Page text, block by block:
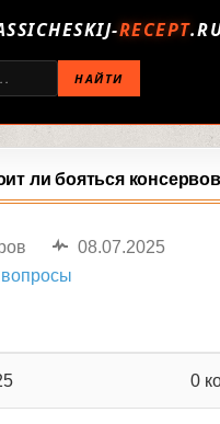
RECEPT
НАЙТИ
ли бояться консервов
08.07.2025
0